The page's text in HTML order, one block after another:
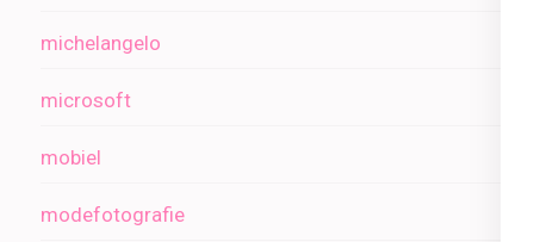
michelangelo
microsoft
mobiel
modefotografie